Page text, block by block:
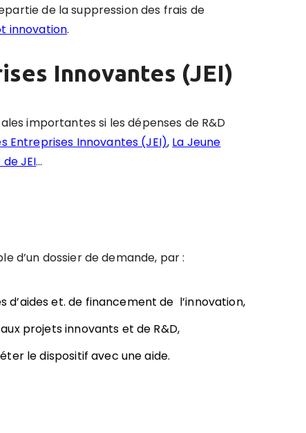
de la suppression des frais de
innovation.
Innovantes (JEI)
importantes si les dépenses de R&D
Entreprises Innovantes (JEI), La Jeune
JEI…
d’un dossier de demande, par :
et. de financement de l’innovation,
projets innovants et de R&D,
le dispositif avec une aide.